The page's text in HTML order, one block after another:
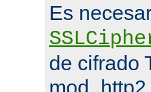
Es
de cifrado